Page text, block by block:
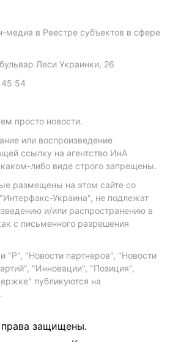
медиа в Реестре субъектов в сфере
Леси Украинки, 26
54
просто новости.
или воспроизведение
ссылку на агентство ИнА
каком-либо виде строго запрещены.
размещены на этом сайте со
Украина", не подлежат
и/или распространению в
с письменного разрешения
"Р", "Новости партнеров", "Новости
"Инновации", "Позиция",
публикуются на
защищены.